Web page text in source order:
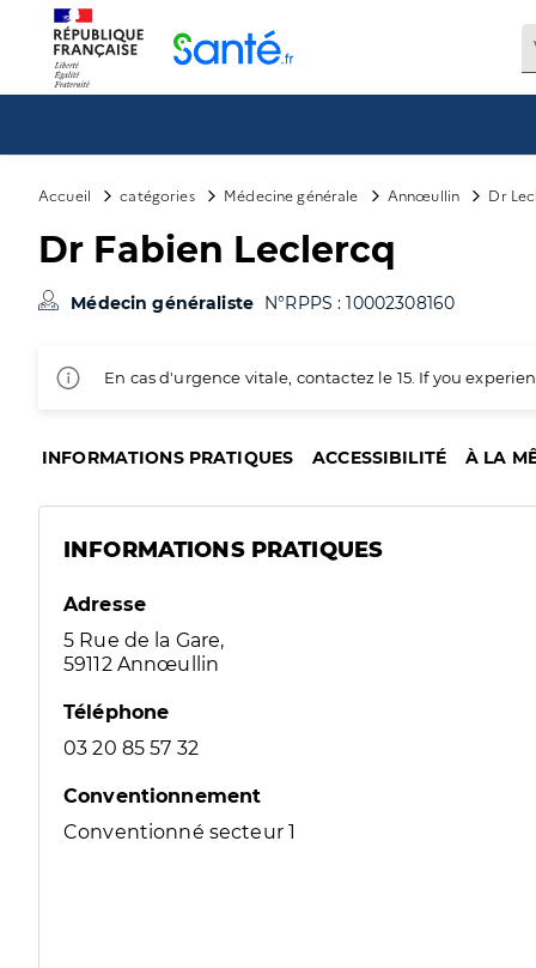
Accueil catégories Médecine générale Annœullin Dr
Dr Fabien Leclercq
Médecin généraliste N°RPPS : 10002308160
En cas d'urgence vitale, contactez le 15. If you
INFORMATIONS PRATIQUES ACCESSIBILITÉ À LA
INFORMATIONS PRATIQUES
Adresse
5 Rue de la Gare,
59112 Annœullin
Téléphone
03 20 85 57 32
Conventionnement
Conventionné secteur 1
Panneau de gestion des cookies